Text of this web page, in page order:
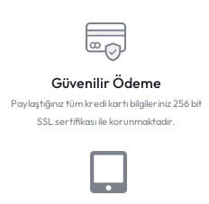
Güvenilir Ödeme
Paylaştığınız tüm kredi kartı bilgileriniz 256 bit
SSL sertifikası ile korunmaktadır.